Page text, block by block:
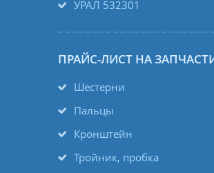
УРАЛ 532301
ПРАЙС-ЛИСТ НА
Шестерни
Пальцы
Кронштейн
Тройник, пробка